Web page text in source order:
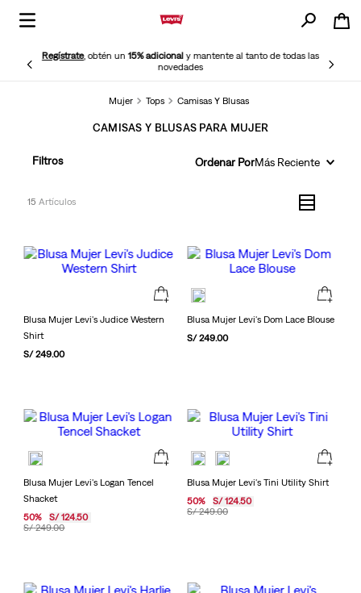
Regístrate, obtén un15% adicionaly mantente al tanto de todas las
novedades
Mujer Tops Camisas Y Blusas
CAMISAS Y BLUSAS PARA MUJER
Filtros Ordenar PorMás Reciente
15
Blusa Mujer Levi's Judice Western
Shirt
S/ 249.00
Blusa Mujer Levi's Dom Lace Blouse
S/ 249.00
Blusa Mujer Levi's Logan Tencel
Shacket
S/ 249.00
50% S/ 124.50
Blusa Mujer Levi's Tini Utility Shirt
S/ 249.00
50% S/ 124.50